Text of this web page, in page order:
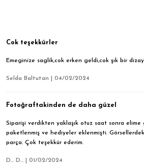
Cok teşekkürler
Emeginize saglik,cok erken geldi,cok şık bir
Selda Baltutan | 04/02/2024
Fotoğraftakinden de daha güzel
Siparişi verdikten yaklaşık otuz saat sonra
paketlenmiş ve hediyeler eklenmişti.
parça. Çok teşekkür ederim.
D... D... | 01/02/2024